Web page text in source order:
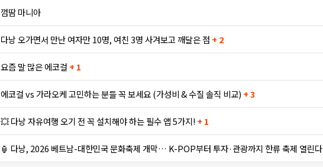
껌땀 마니아
다낭 오가면서 만난 여자만 10명, 여친 3명 사겨보고 깨달은 점 + 2
요즘 말 많은 에코걸 + 1
에코걸 vs 가라오케 고민하는 분들 꼭 보세요 (가성비 & 수질 솔직 비교) + 3
💥 다낭 자유여행 오기 전 꼭 설치해야 하는 필수 앱 5가지! + 1
🏮 다낭, 2026 베트남-대한민국 문화축제 개막… K-POP부터 투자·관광까지 한류 축제 열린다